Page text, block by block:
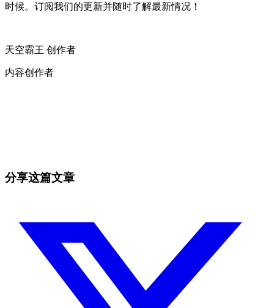
时候。订阅我们的更新并随时了解最新情况！
天空霸王 创作者
内容创作者
分享这篇文章